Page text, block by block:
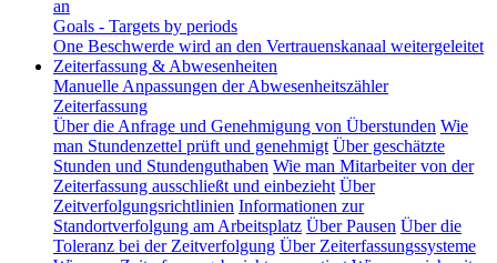
an
Goals - Targets by periods
One Beschwerde wird an den Vertrauenskanaal weitergeleitet
Zeiterfassung & Abwesenheiten
Manuelle Anpassungen der Abwesenheitszähler
Zeiterfassung
Über die Anfrage und Genehmigung von Überstunden Wie
man Stundenzettel prüft und genehmigt Über geschätzte
Stunden und Stundenguthaben Wie man Mitarbeiter von der
Zeiterfassung ausschließt und einbezieht Über
Zeitverfolgungsrichtlinien Informationen zur
Standortverfolgung am Arbeitsplatz Über Pausen Über die
Toleranz bei der Zeitverfolgung Über Zeiterfassungssysteme